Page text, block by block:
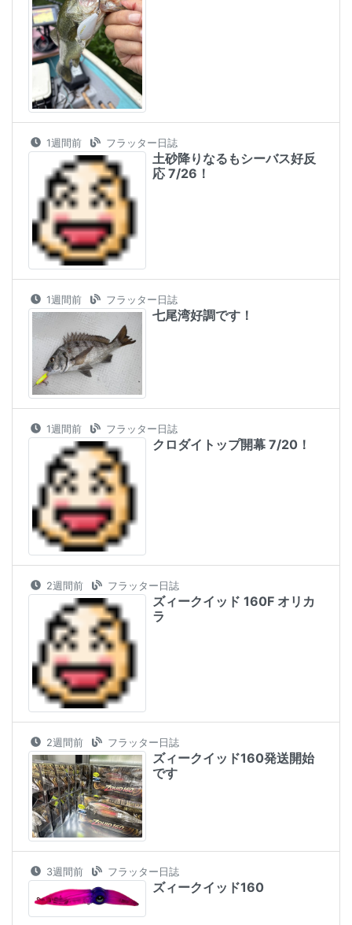
1週間前 フラッター日誌
土砂降りなるもシーバス好反
応 7/26！
1週間前 フラッター日誌
七尾湾好調です！
1週間前 フラッター日誌
クロダイトップ開幕 7/20！
2週間前 フラッター日誌
ズィークイッド 160F オリカ
ラ
2週間前 フラッター日誌
ズィークイッド160発送開始
です
3週間前 フラッター日誌
ズィークイッド160